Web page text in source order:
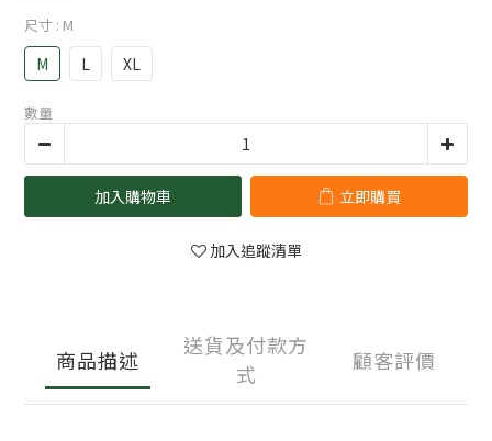
尺寸 : M
M L XL
數量
加入購物車 立即購買
加入追蹤清單
商品描述
送貨及付款方
式
顧客評價